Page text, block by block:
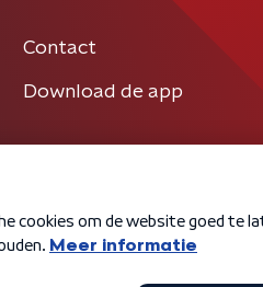
Contact
Download de app